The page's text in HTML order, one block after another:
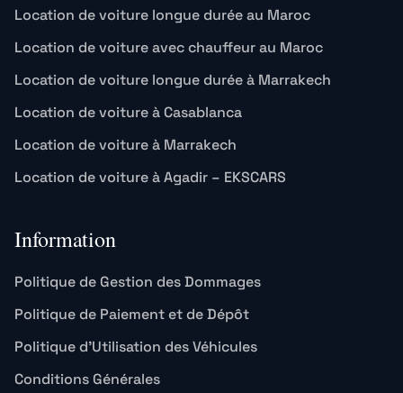
Location de voiture longue durée au Maroc
Location de voiture avec chauffeur au Maroc
Location de voiture longue durée à Marrakech
Location de voiture à Casablanca
Location de voiture à Marrakech
Location de voiture à Agadir – EKSCARS
Information
Politique de Gestion des Dommages
Politique de Paiement et de Dépôt
Politique d’Utilisation des Véhicules
Conditions Générales